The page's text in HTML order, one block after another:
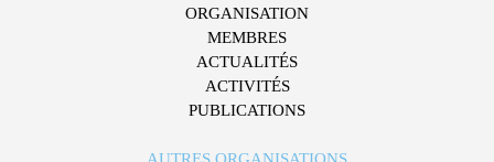
ORGANISATION
MEMBRES
ACTUALITÉS
ACTIVITÉS
PUBLICATIONS